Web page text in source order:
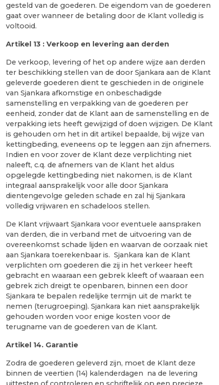
gesteld van de goederen. De eigendom van de goederen
gaat over wanneer de betaling door de Klant volledig is
voltooid.
Artikel 13 : Verkoop en levering aan derden
De verkoop, levering of het op andere wijze aan derden
ter beschikking stellen van de door Sjankara aan de Klant
geleverde goederen dient te geschieden in de originele
van Sjankara afkomstige en onbeschadigde
samenstelling en verpakking van de goederen per
eenheid, zonder dat de Klant aan de samenstelling en de
verpakking iets heeft gewijzigd of doen wijzigen. De Klant
is gehouden om het in dit artikel bepaalde, bij wijze van
kettingbeding, eveneens op te leggen aan zijn afnemers.
Indien en voor zover de Klant deze verplichting niet
naleeft, c.q. de afnemers van de Klant het aldus
opgelegde kettingbeding niet nakomen, is de Klant
integraal aansprakelijk voor alle door Sjankara
dientengevolge geleden schade en zal hij Sjankara
volledig vrijwaren en schadeloos stellen.
De Klant vrijwaart Sjankara voor eventuele aanspraken
van derden, die in verband met de uitvoering van de
overeenkomst schade lijden en waarvan de oorzaak niet
aan Sjankara toerekenbaar is. Sjankara kan de Klant
verplichten om goederen die zij in het verkeer heeft
gebracht en waaraan een gebrek kleeft of waaraan een
gebrek zich dreigt te openbaren, binnen een door
Sjankara te bepalen redelijke termijn uit de markt te
nemen (terugroeping). Sjankara kan niet aansprakelijk
gehouden worden voor enige kosten voor de
terugname van de goederen van de Klant.
Artikel 14. Garantie
Zodra de goederen geleverd zijn, moet de Klant deze
binnen de veertien (14) kalenderdagen na de levering